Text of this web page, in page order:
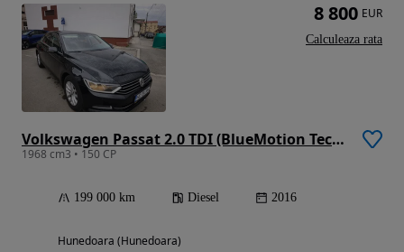
Volkswagen Passat 2.0 TDI (BlueMotion Technology) Highline
1968 cm3 • 150 CP
199 000 km Diesel 2016
Hunedoara (Hunedoara)
8 800 EUR
Calculeaza rata